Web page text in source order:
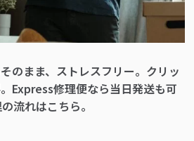
のまま、ストレスフリー。クリッ
Express修理便なら当日発送も可
流れはこちら。